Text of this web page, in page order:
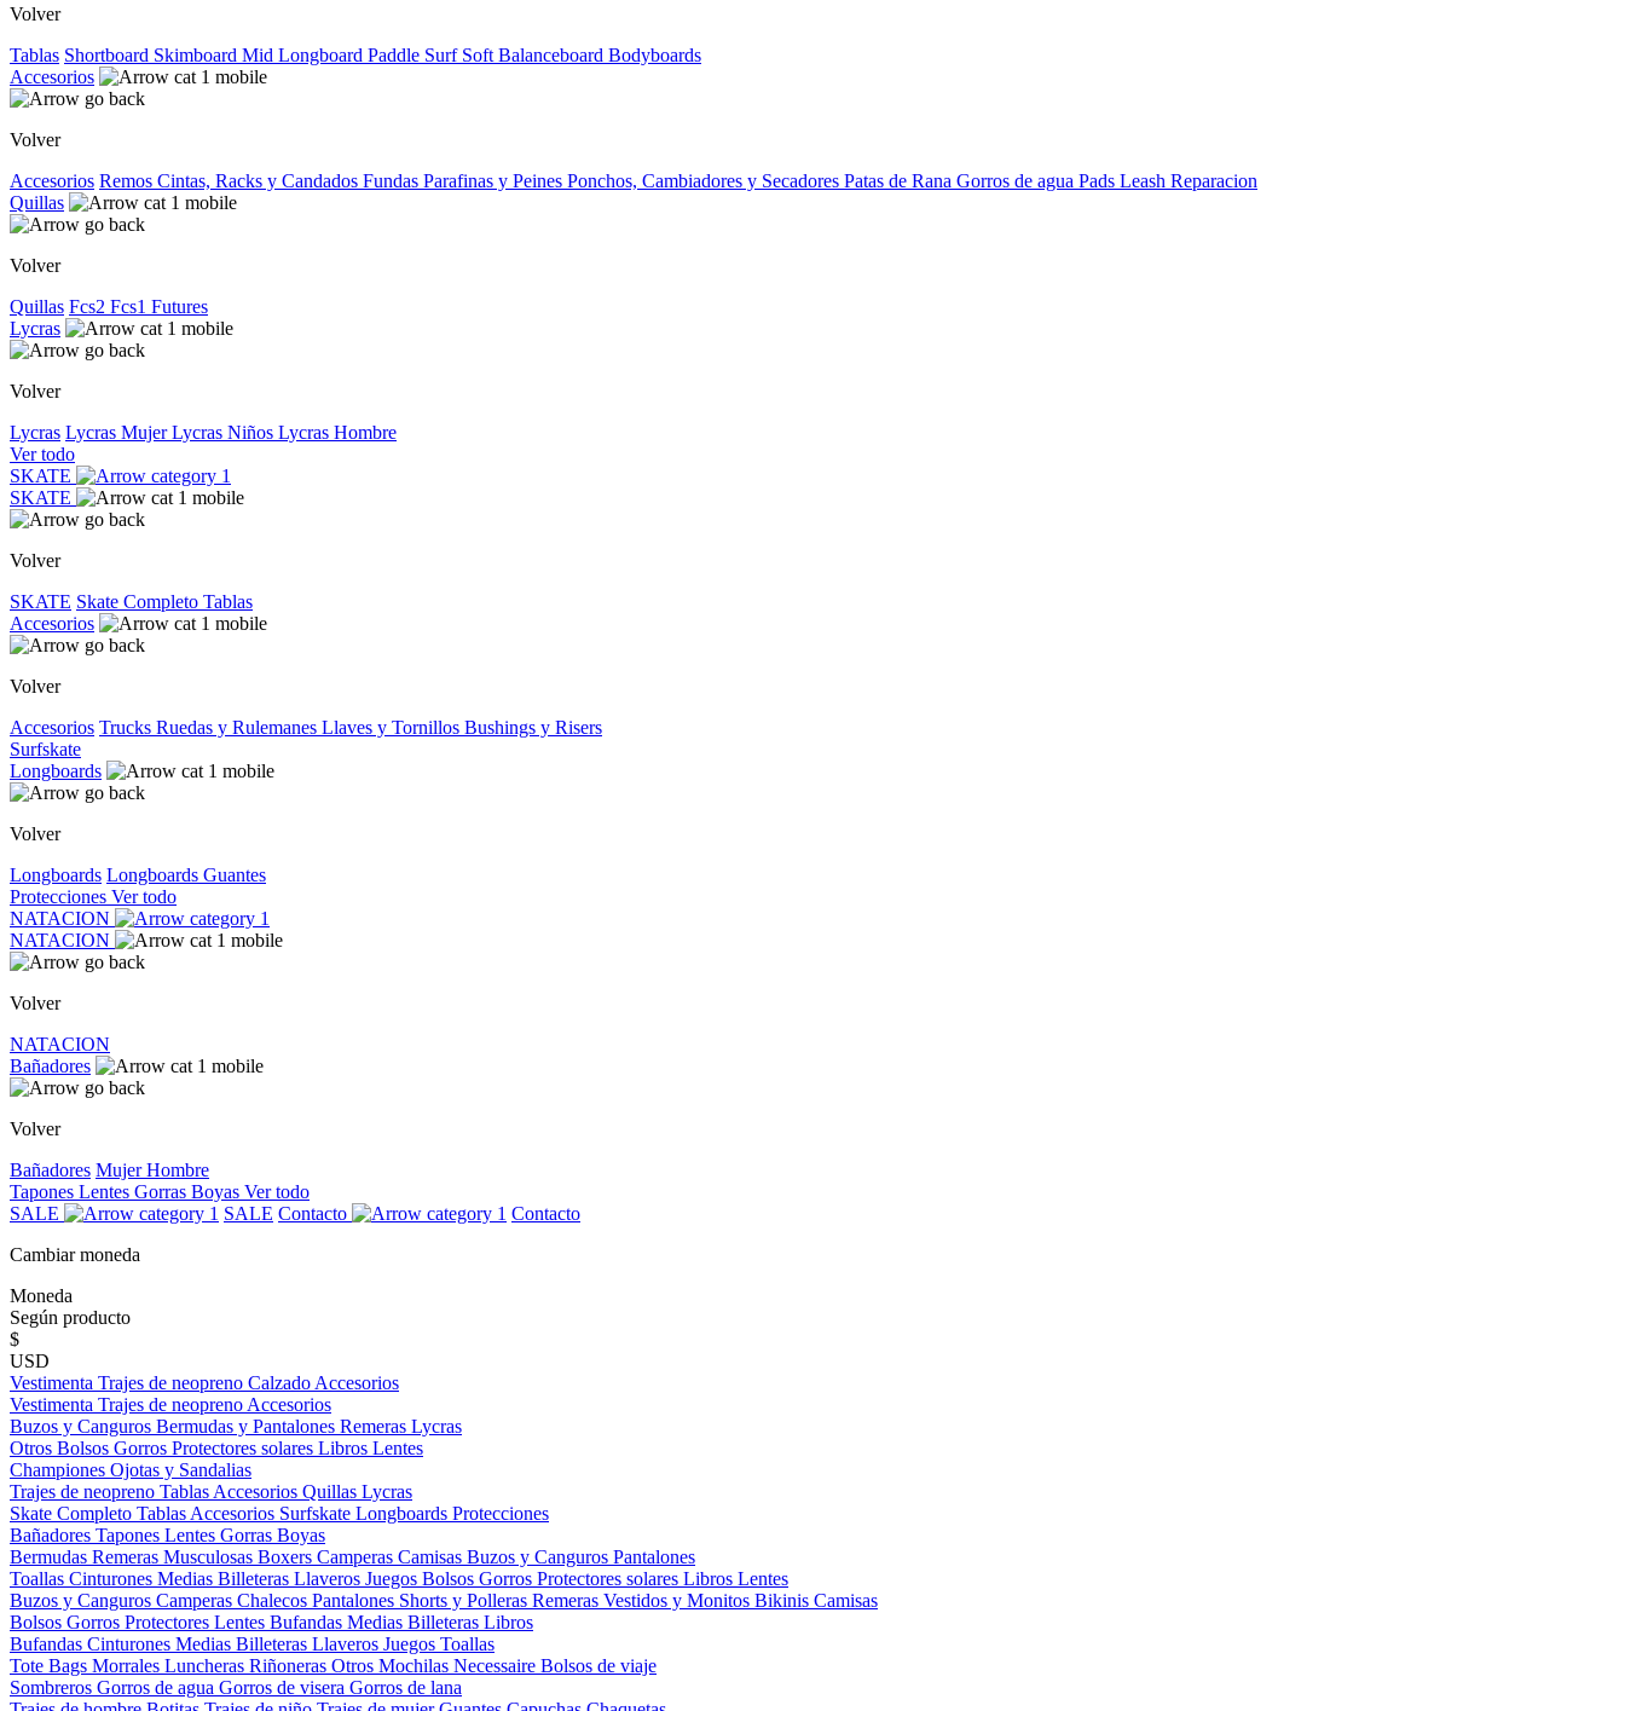
Volver
Tablas Shortboard Skimboard Mid Longboard Paddle Surf Soft Balanceboard Bodyboards
Accesorios
Volver
Accesorios Remos Cintas, Racks y Candados Fundas Parafinas y Peines Ponchos, Cambiadores y Secadores Patas de Rana Gorros de agua Pads Leash Reparacion
Quillas
Volver
Quillas Fcs2 Fcs1 Futures
Lycras
Volver
Lycras Lycras MujerLycras Niños Lycras Hombre
Ver todo
SKATE
SKATE
Volver
SKATE Skate Completo Tablas
Accesorios
Volver
Accesorios Trucks Ruedas y Rulemanes Llaves y Tornillos Bushings y Risers
Surfskate
Longboards
Volver
Longboards Longboards Guantes
Protecciones Ver todo
NATACION
NATACION
Volver
NATACION
Bañadores
Volver
Bañadores MujerHombre
Tapones Lentes Gorras Boyas Ver todo
SALE
SALE Contacto
Contacto
Cambiar moneda
Moneda
Según producto
$
USD
Vestimenta Trajes de neopreno Calzado Accesorios
Vestimenta Trajes de neopreno Accesorios
Buzos y Canguros Bermudas y Pantalones Remeras Lycras
Otros Bolsos Gorros Protectores solares Libros Lentes
Championes Ojotas y Sandalias
Trajes de neopreno Tablas Accesorios Quillas Lycras
Skate Completo Tablas Accesorios Surfskate Longboards Protecciones
Bañadores Tapones Lentes Gorras Boyas
Bermudas Remeras Musculosas Boxers Camperas Camisas Buzos y Canguros Pantalones
Toallas Cinturones Medias Billeteras Llaveros Juegos Bolsos Gorros Protectores solares Libros Lentes
Buzos y Canguros Camperas Chalecos Pantalones Shorts y Polleras Remeras Vestidos y Monitos Bikinis Camisas
Bolsos Gorros Protectores Lentes Bufandas Medias Billeteras Libros
Bufandas Cinturones Medias Billeteras Llaveros Juegos Toallas
Tote Bags Morrales Luncheras Riñoneras Otros Mochilas Necessaire Bolsos de viaje
Sombreros Gorros de agua Gorros de visera Gorros de lana